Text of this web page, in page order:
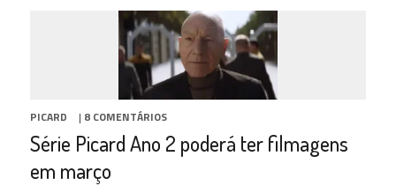
PICARD | 8 COMENTÁRIOS
Série Picard Ano 2 poderá ter filmagens
em março